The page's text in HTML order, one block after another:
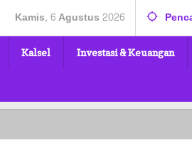
Kamis, 6 Agustus 2026
Kalsel Investasi & Keuangan